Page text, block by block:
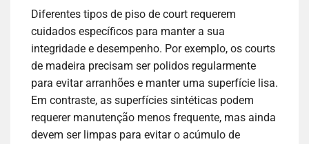
Diferentes tipos de piso de court requerem
cuidados específicos para manter a sua
integridade e desempenho. Por exemplo, os courts
de madeira precisam ser polidos regularmente
para evitar arranhões e manter uma superfície lisa.
Em contraste, as superfícies sintéticas podem
requerer manutenção menos frequente, mas ainda
devem ser limpas para evitar o acúmulo de